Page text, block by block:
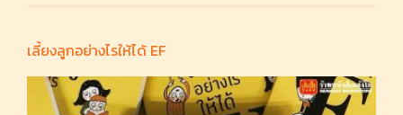
เลี้ยงลูกอย่างไรให้ได้ EF